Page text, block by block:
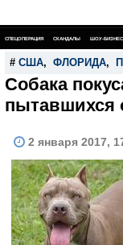
СПЕЦОПЕРАЦИЯ СКАНДАЛЫ ШОУ-БИЗНЕС
# США, ФЛОРИДА,
Собака
пытавшихся
2 января 2017,